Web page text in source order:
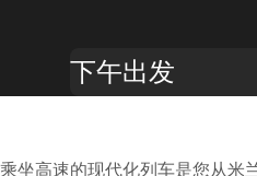
下午出发
乘坐高速的现代化列车是您从米